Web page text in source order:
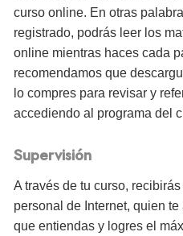
curso online. En otras
registrado, podrás leer los
online mientras haces cada
recomendamos que
lo compres para revisar y
accediendo al programa del
Supervisión
A través de tu curso,
personal de Internet, quien
que entiendas y logres el